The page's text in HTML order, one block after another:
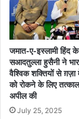
जमात-ए-इस्लामी हिंद
सआदतुल्ला हुसैनी ने
वैश्विक शक्तियों से ग़ज़ा
को रोकने के लिए
अपील की
July 25, 2025